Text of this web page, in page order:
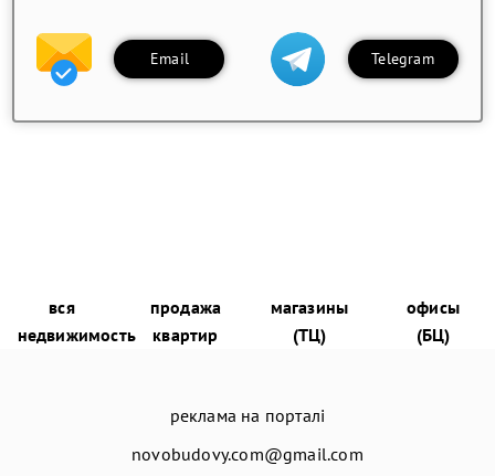
Email Telegram
вся
недвижимость
продажа
квартир
магазины
(ТЦ)
офисы
(БЦ)
реклама на порталі
novobudovy.com@gmail.com